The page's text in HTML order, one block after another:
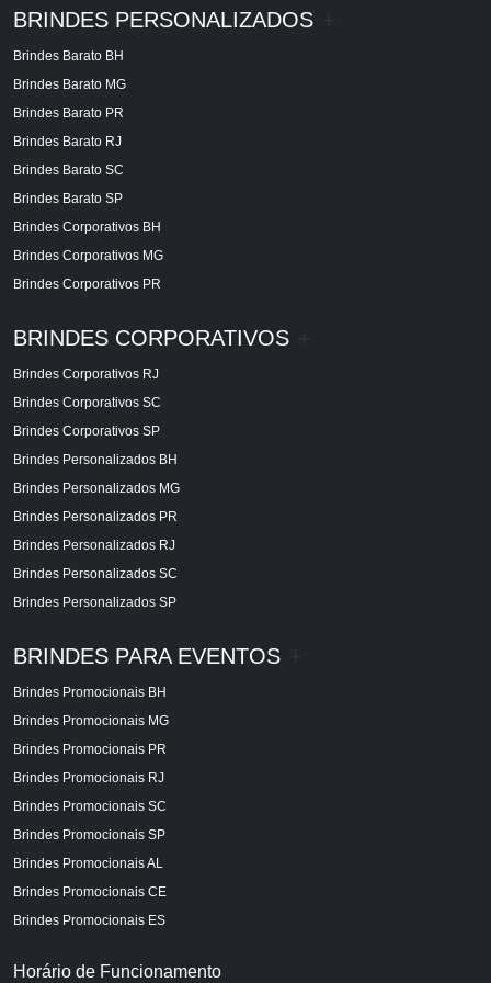
BRINDES PERSONALIZADOS
Brindes Barato BH
Brindes Barato MG
Brindes Barato PR
Brindes Barato RJ
Brindes Barato SC
Brindes Barato SP
Brindes Corporativos BH
Brindes Corporativos MG
Brindes Corporativos PR
BRINDES CORPORATIVOS
Brindes Corporativos RJ
Brindes Corporativos SC
Brindes Corporativos SP
Brindes Personalizados BH
Brindes Personalizados MG
Brindes Personalizados PR
Brindes Personalizados RJ
Brindes Personalizados SC
Brindes Personalizados SP
BRINDES PARA EVENTOS
Brindes Promocionais BH
Brindes Promocionais MG
Brindes Promocionais PR
Brindes Promocionais RJ
Brindes Promocionais SC
Brindes Promocionais SP
Brindes Promocionais AL
Brindes Promocionais CE
Brindes Promocionais ES
Horário de Funcionamento